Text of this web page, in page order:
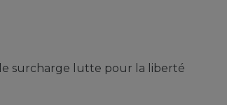
surcharge lutte pour la liberté